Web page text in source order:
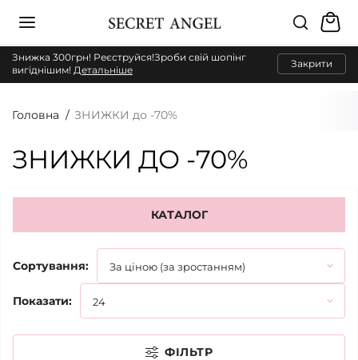
Знижка 300грн! Реєструйся!Зроби свій шопінг
вигіднішим! Детальніше
Закрити
Головна ЗНИЖКИ до -70%
ЗНИЖКИ ДО -70%
ФІЛЬТР
КАТАЛОГ
Сортування:
Показати: